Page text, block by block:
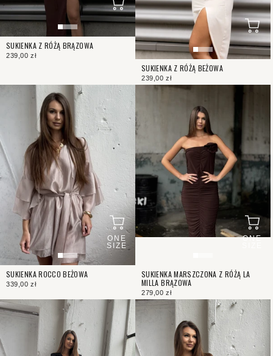
SUKIENKA Z RÓŻĄ BRĄZOWA
239,00 zł
SUKIENKA Z RÓŻĄ BEŻOWA
239,00 zł
ONE
SIZE
SUKIENKA ROCCO BEŻOWA
339,00 zł
ONE
SUKIENKA MARSZCZONA Z RÓŻĄ LA
MILLA BRĄZOWA
279,00 zł